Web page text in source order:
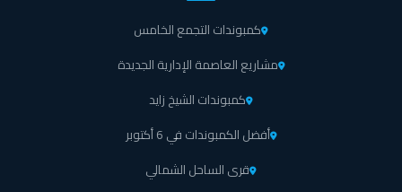
كمبوندات التجمع الخامس
مشاريع العاصمة الإدارية الجديدة
كمبوندات الشيخ زايد
أفضل الكمبوندات في 6 أكتوبر
قرى الساحل الشمالي